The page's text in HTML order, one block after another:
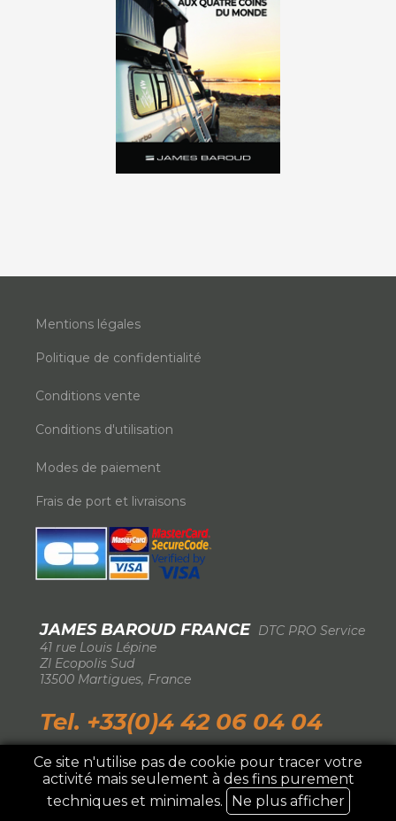
Mentions légales
Politique de confidentialité
Conditions vente
Conditions d'utilisation
Modes de paiement
Frais de port et livraisons
JAMES BAROUD FRANCE DTC PRO Service
-
41 rue Louis Lépine
-
ZI Ecopolis Sud
-13500 Martigues, France
Tel. +33(0)4 42 06 04 04
IMPORTATEUR EXCLUSIF FRANCE ©2026 DTC
Pro Service
Ce site n'utilise pas de cookie pour tracer votre
activité mais seulement à des fins purement
techniques et minimales.
Ne plus afficher